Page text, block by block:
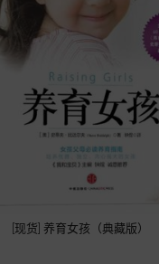
[现货] 养育女孩（典藏版）